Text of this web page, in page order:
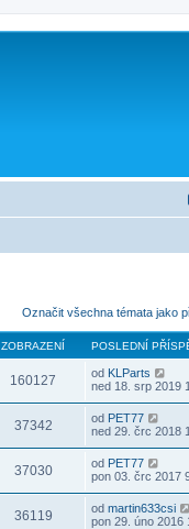
Označit všechna témata jako
ZOBRAZENÍ POSLEDNÍ
160127 od KLParts
ned 18. srp 2019
37342 od PET77
ned 29. črc 2018
37030 od PET77
pon 03. črc 2017
36119 od martin633csi
pon 29. úno 2016